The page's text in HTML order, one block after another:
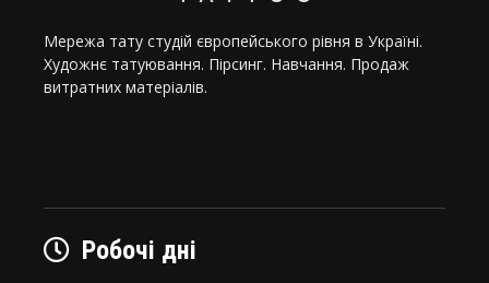
Мережа тату студій європейського рівня в Україні.
Художнє татуювання. Пірсинг. Навчання. Продаж
витратних матеріалів.
Робочі дні